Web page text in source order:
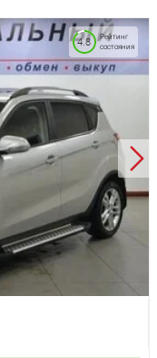
Рейтинг
состояния
4.8